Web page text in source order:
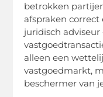
betrokken
afspraken correct
juridisch adviseur
alleen een
vastgoedmarkt,
beschermer van